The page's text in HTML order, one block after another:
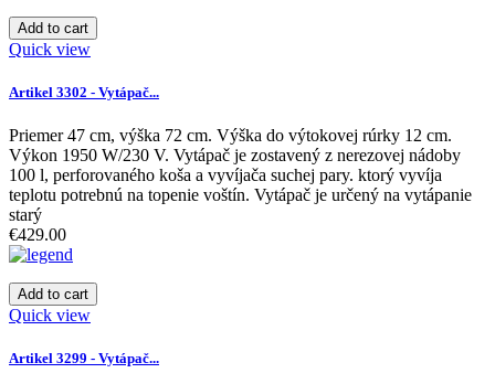
Add to cart
Quick view
Artikel 3302 - Vytápač...
Priemer 47 cm, výška 72 cm. Výška do výtokovej rúrky 12 cm.
Výkon 1950 W/230 V. Vytápač je zostavený z nerezovej nádoby
100 l, perforovaného koša a vyvíjača suchej pary. ktorý vyvíja
teplotu potrebnú na topenie voštín. Vytápač je určený na vytápanie
starý
€429.00
Add to cart
Quick view
Artikel 3299 - Vytápač...